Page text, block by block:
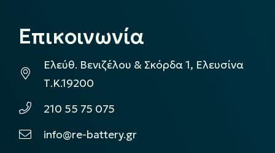
Επικοινωνία
Ελεύθ. Βενιζέλου & Σκόρδα 1, Ελευσίνα
Τ.Κ.19200
210 55 75 075
info@re-battery.gr